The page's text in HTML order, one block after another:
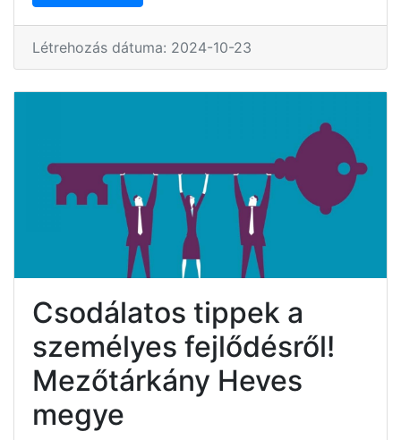
Létrehozás dátuma: 2024-10-23
Csodálatos tippek a
személyes fejlődésről!
Mezőtárkány Heves
megye